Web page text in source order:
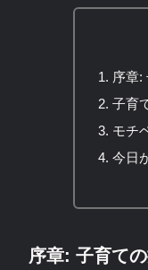
序章:
子育
モチ
今日
序章: 子育て